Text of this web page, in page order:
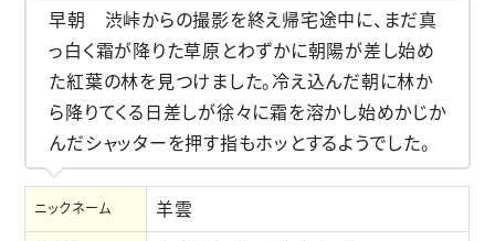
早朝 渋峠からの撮影を終え帰宅途中に、まだ真
っ白く霜が降りた草原とわずかに朝陽が差し始め
た紅葉の林を見つけました。冷え込んだ朝に林か
ら降りてくる日差しが徐々に霜を溶かし始めかじか
んだシャッターを押す指もホッとするようでした。
ニックネーム 羊雲